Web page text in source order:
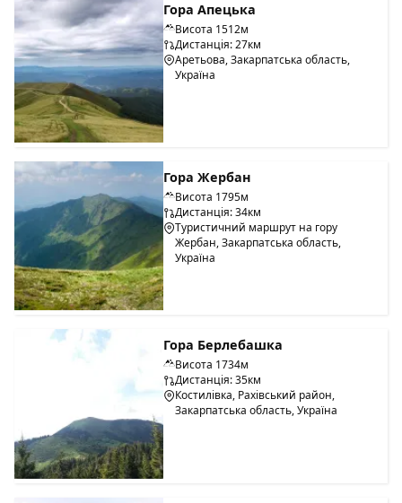
Гора Апецька
Висота 1512м
Дистанція: 27км
Аретьова, Закарпатська область,
Україна
Гора Жербан
Висота 1795м
Дистанція: 34км
Туристичний маршрут на гору
Жербан, Закарпатська область,
Україна
Гора Берлебашка
Висота 1734м
Дистанція: 35км
Костилівка, Рахівський район,
Закарпатська область, Україна